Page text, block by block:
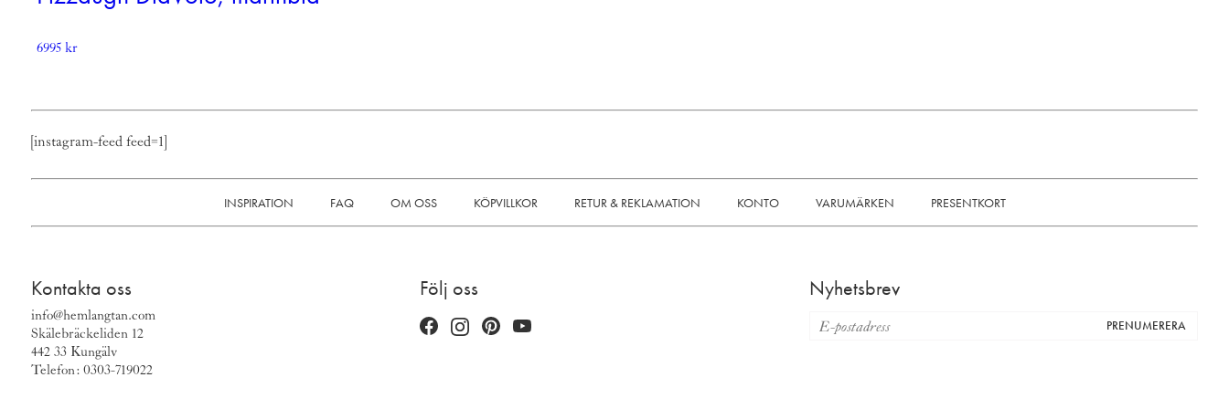
6995kr
[instagram-feed feed=1]
INSPIRATION FAQ OM OSS KÖPVILLKOR RETUR & REKLAMATION KONTO VARUMÄRKEN PRESENTKORT
Kontakta oss
info@hemlangtan.com
Skälebräckeliden 12
442 33 Kungälv
Telefon: 0303-719022
Följ oss Nyhetsbrev
PRENUMERERA